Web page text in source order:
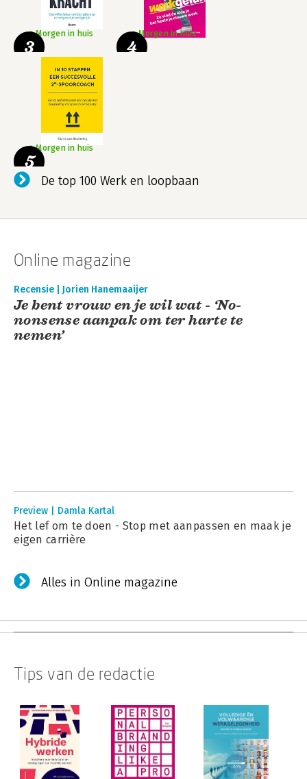
Morgen in huis
3
Morgen in huis
4
Morgen in huis
5
De top 100 Werk en loopbaan
Online magazine
Recensie | Jorien Hanemaaijer
Je bent vrouw en je wil wat - ‘No-
nonsense aanpak om ter harte te
nemen’
Preview | Damla Kartal
Het lef om te doen - Stop met aanpassen en maak je
eigen carrière
Alles in Online magazine
Tips van de redactie